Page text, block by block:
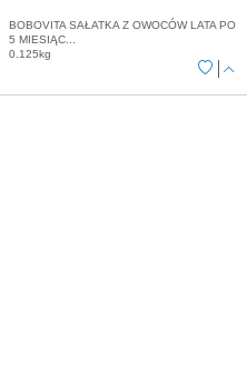
BOBOVITA SAŁATKA Z OWOCÓW LATA PO
5 MIESIĄC...
0.125kg